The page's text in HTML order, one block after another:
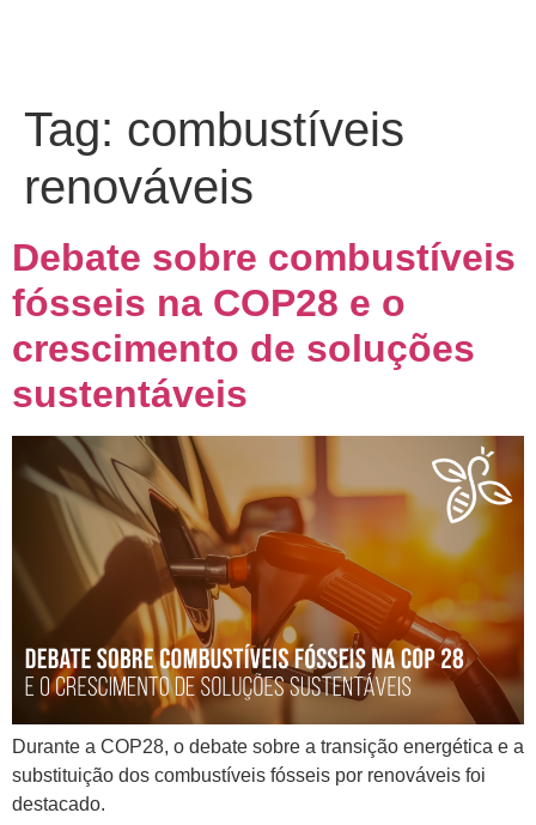
Tag: combustíveis
renováveis
Debate sobre combustíveis
fósseis na COP28 e o
crescimento de soluções
sustentáveis
Durante a COP28, o debate sobre a transição e​​nergética e a
substituição dos combustíveis fósseis por renováveis foi
destacado.